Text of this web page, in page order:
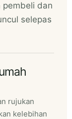
pembeli dan
selepas
rujukan
kelebihan